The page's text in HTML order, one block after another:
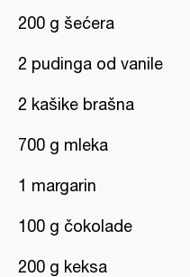
200 g šećera
2 pudinga od vanile
2 kašike brašna
700 g mleka
1 margarin
100 g čokolade
200 g keksa